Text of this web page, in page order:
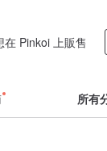
在 Pinkoi 上販售
所有